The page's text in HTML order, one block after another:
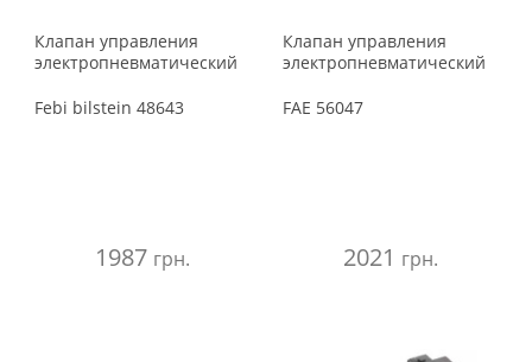
Клапан управления
электропневматический
Febi bilstein 48643
1987 грн.
Клапан управления
электропневматический
FAE 56047
2021 грн.